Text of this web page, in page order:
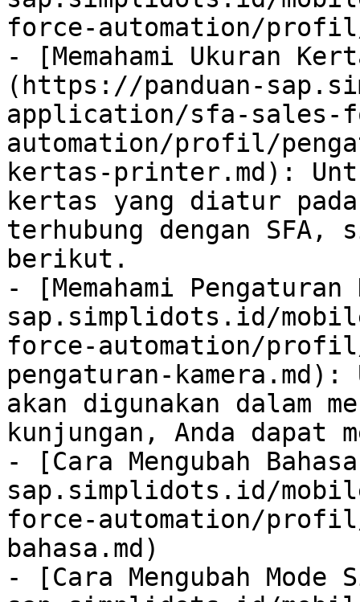
force-automation/
- [Memahami Ukuran
(https://panduan-
application/sfa-sales-
automation/profil/
kertas-printer.md):
kertas yang diatur
terhubung dengan
berikut.
- [Memahami
sap.simplidots.id/
force-automation/profil/
pengaturan-kamera.md):
akan digunakan dalam
kunjungan, Anda
- [Cara Mengubah
sap.simplidots.id/
force-automation/profil/
bahasa.md)
- [Cara Mengubah